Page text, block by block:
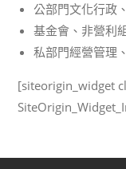
公部門文化行政
基金會、非營利
私部門經營管理
[siteorigin_widget